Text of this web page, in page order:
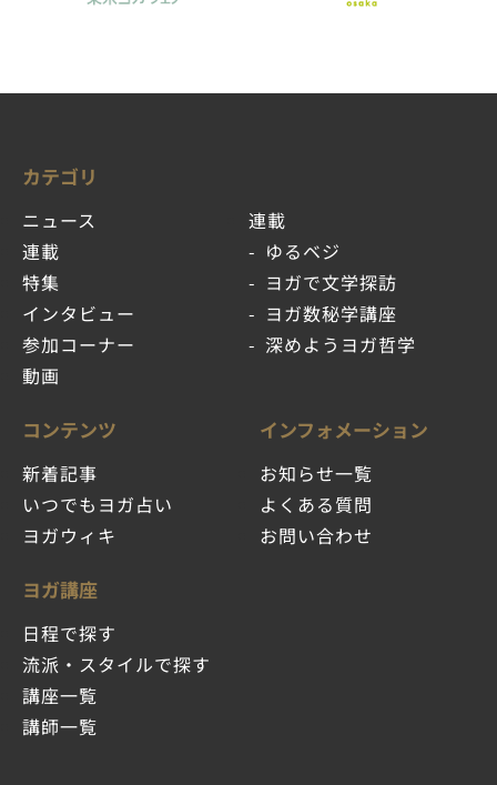
カテゴリ
ニュース
連載
特集
インタビュー
参加コーナー
動画
連載
ゆるベジ
ヨガで文学探訪
ヨガ数秘学講座
深めようヨガ哲学
コンテンツ
新着記事
いつでもヨガ占い
ヨガウィキ
ヨガ講座
日程で探す
流派・スタイルで探す
講座一覧
講師一覧
インフォメーション
お知らせ一覧
よくある質問
お問い合わせ